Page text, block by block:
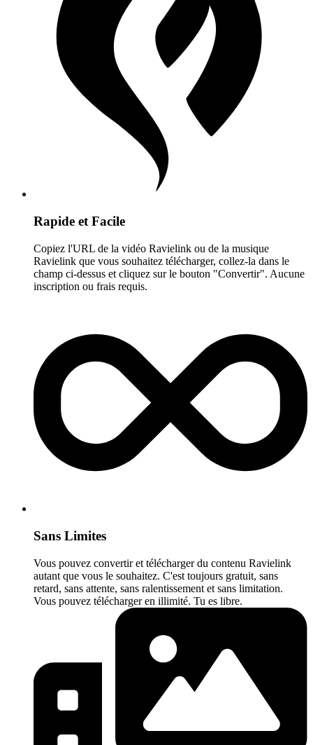
Rapide et Facile
Copiez l'URL de la vidéo Ravielink ou de la musique
Ravielink que vous souhaitez télécharger, collez-la dans le
champ ci-dessus et cliquez sur le bouton "Convertir". Aucune
inscription ou frais requis.
Sans Limites
Vous pouvez convertir et télécharger du contenu Ravielink
autant que vous le souhaitez. C'est toujours gratuit, sans
retard, sans attente, sans ralentissement et sans limitation.
Vous pouvez télécharger en illimité. Tu es libre.